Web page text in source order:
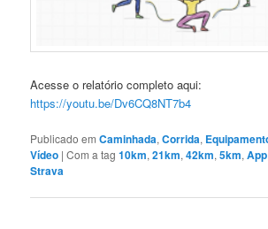
Acesse o relatório completo aqui:
https://youtu.be/Dv6CQ8NT7b4
Publicado em Caminhada,Corrida,
Vídeo |Com a tag10km,21km,42km,5km,App
Strava